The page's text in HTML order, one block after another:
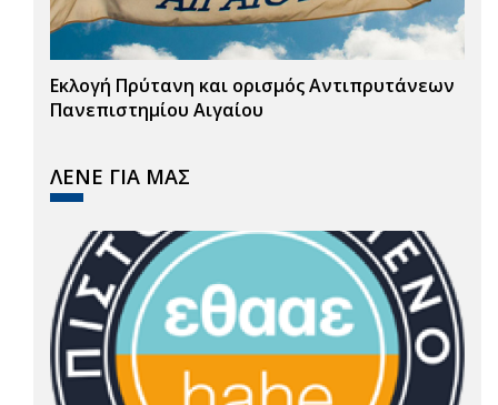
Εκλογή Πρύτανη και ορισμός Αντιπρυτάνεων
Πανεπιστημίου Αιγαίου
ΛΕΝΕ ΓΙΑ ΜΑΣ